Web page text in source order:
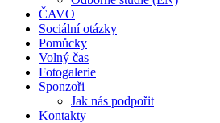
ČAVO
Sociální otázky
Pomůcky
Volný čas
Fotogalerie
Sponzoři
Jak nás podpořit
Kontakty